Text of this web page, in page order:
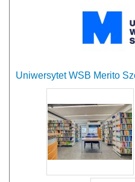
Uniwersytet WSB Merito